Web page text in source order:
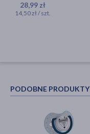
28,99 zł
14,50 zł / szt.
PODOBNE PRODUKTY